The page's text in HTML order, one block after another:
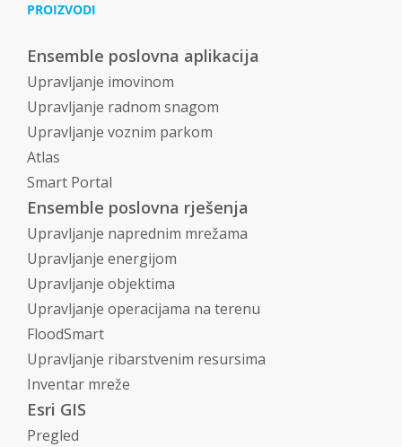
PROIZVODI
Ensemble poslovna aplikacija
Upravljanje imovinom
Upravljanje radnom snagom
Upravljanje voznim parkom
Atlas
Smart Portal
Ensemble poslovna rješenja
Upravljanje naprednim mrežama
Upravljanje energijom
Upravljanje objektima
Upravljanje operacijama na terenu
FloodSmart
Upravljanje ribarstvenim resursima
Inventar mreže
Esri GIS
Pregled